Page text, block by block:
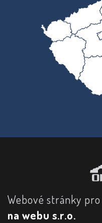
Webové stránky
na webu s.r.o.